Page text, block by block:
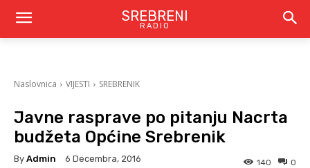
SREBRENI
RADIO
Naslovnica VIJESTI SREBRENIK
Javne rasprave po pitanju Nacrta
budžeta Općine Srebrenik
By Admin 6 Decembra, 2016 0
140